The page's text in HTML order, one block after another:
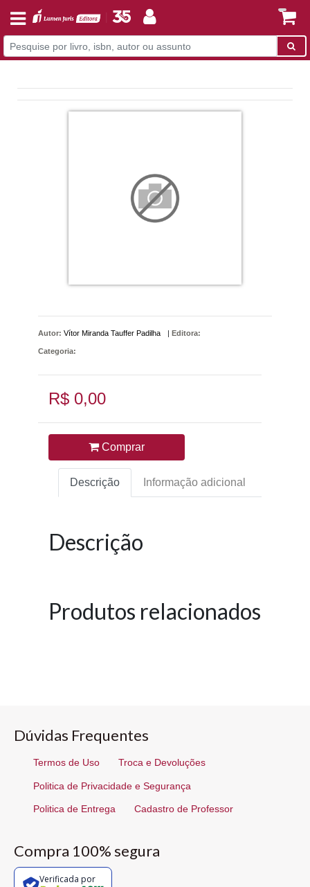
Autor: Vítor Miranda Tauffer Padilha Editora:
Categoria:
R$ 0,00
Comprar
Descrição Informação adicional
Descrição
Produtos relacionados
Dúvidas Frequentes
Termos de Uso Troca e Devoluções
Politica de Privacidade e Segurança
Politica de Entrega Cadastro de Professor
Compra 100% segura
Verificada por